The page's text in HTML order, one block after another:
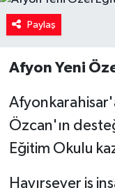
Paylaş
Afyon Yeni
Özcan'ın
Eğitim Okulu
Hayırsever iş